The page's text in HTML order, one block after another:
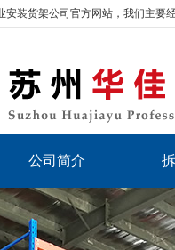
安装货架公司官方网站，我们主要
公司简介